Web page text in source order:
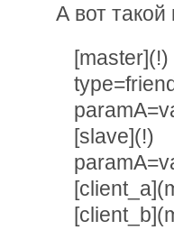
А вот такой
[master](!)
[slave](!)